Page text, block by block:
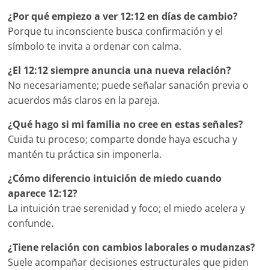
¿Por qué empiezo a ver 12:12 en días de cambio?
Porque tu inconsciente busca confirmación y el
símbolo te invita a ordenar con calma.
¿El 12:12 siempre anuncia una nueva relación?
No necesariamente; puede señalar sanación previa o
acuerdos más claros en la pareja.
¿Qué hago si mi familia no cree en estas señales?
Cuida tu proceso; comparte donde haya escucha y
mantén tu práctica sin imponerla.
¿Cómo diferencio intuición de miedo cuando
aparece 12:12?
La intuición trae serenidad y foco; el miedo acelera y
confunde.
¿Tiene relación con cambios laborales o mudanzas?
Suele acompañar decisiones estructurales que piden